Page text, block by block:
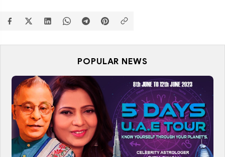
POPULAR NEWS